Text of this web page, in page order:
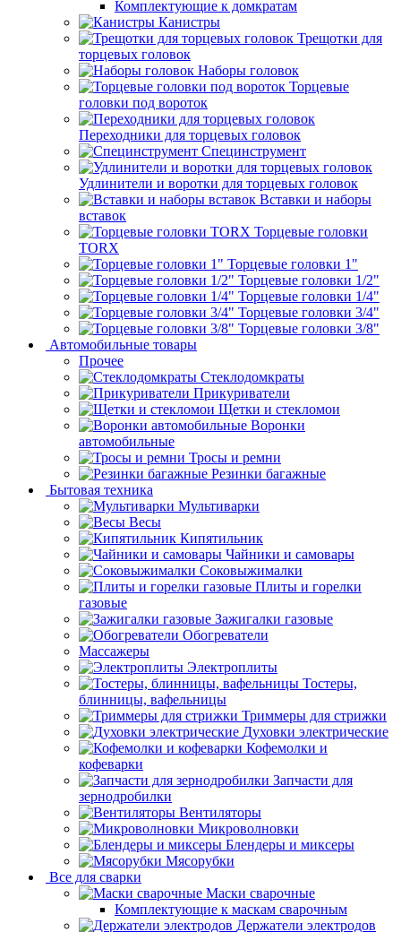
Комплектующие к домкратам
Канистры
Трещотки для
торцевых головок
Наборы головок
Торцевые
головки под вороток
Переходники для торцевых головок
Специнструмент
Удлинители и воротки для торцевых головок
Вставки и наборы
вставок
Торцевые головки
TORX
Торцевые головки 1"
Торцевые головки 1/2"
Торцевые головки 1/4"
Торцевые головки 3/4"
Торцевые головки 3/8"
Автомобильные товары
Прочее
Стеклодомкраты
Прикуриватели
Щетки и стекломои
Воронки
автомобильные
Тросы и ремни
Резинки багажные
Бытовая техника
Мультиварки
Весы
Кипятильник
Чайники и самовары
Соковыжималки
Плиты и горелки
газовые
Зажигалки газовые
Обогреватели
Массажеры
Электроплиты
Тостеры,
блинницы, вафельницы
Триммеры для стрижки
Духовки электрические
Кофемолки и
кофеварки
Запчасти для
зернодробилки
Вентиляторы
Микроволновки
Блендеры и миксеры
Мясорубки
Все для сварки
Маски сварочные
Комплектующие к маскам сварочным
Держатели электродов